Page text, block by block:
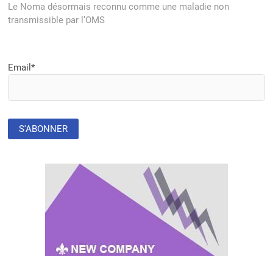
post:
Le Noma désormais reconnu comme une maladie non
transmissible par l’OMS
Email*